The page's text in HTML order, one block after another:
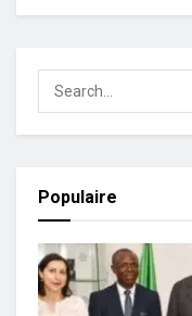
Populaire